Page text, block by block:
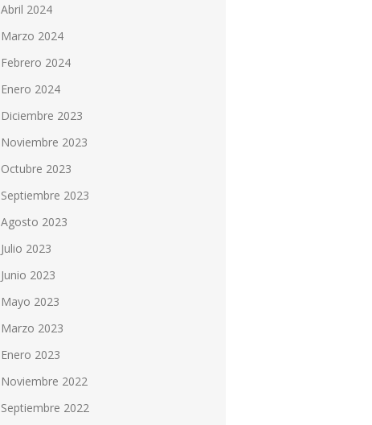
Abril 2024
Marzo 2024
Febrero 2024
Enero 2024
Diciembre 2023
Noviembre 2023
Octubre 2023
Septiembre 2023
Agosto 2023
Julio 2023
Junio 2023
Mayo 2023
Marzo 2023
Enero 2023
Noviembre 2022
Septiembre 2022